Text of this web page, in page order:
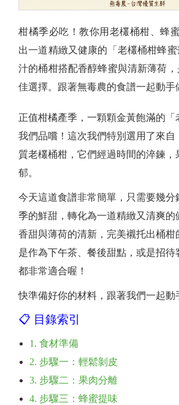
柑橘季必吃！教你用老欉桶柑、蜂
出一道精緻又健康的「老欉桶柑蜂
汁的桶柑搭配香醇蜂蜜與清新薄荷
佳選擇。跟著無毒農的食譜一起動手
正值柑橘產季，一顆顆金黃飽滿的「
我們品嚐！這次我們特別選用了來自
質老欉桶柑，它們經過時間的淬鍊，
郁。
今天這道食譜非常簡單，只需要幾分
季的鮮甜，轉化為一道精緻又清爽的
香甜與薄荷的清新，完美襯托出桶柑
是作為下午茶、餐後甜點，或是招待
都非常適合喔！
快準備好你的材料，跟著我們一起動
📋 目錄索引
1. 食材準備
2. 步驟一：輕鬆剝皮
3. 步驟二：果肉分離
4. 步驟三：蜂蜜提味